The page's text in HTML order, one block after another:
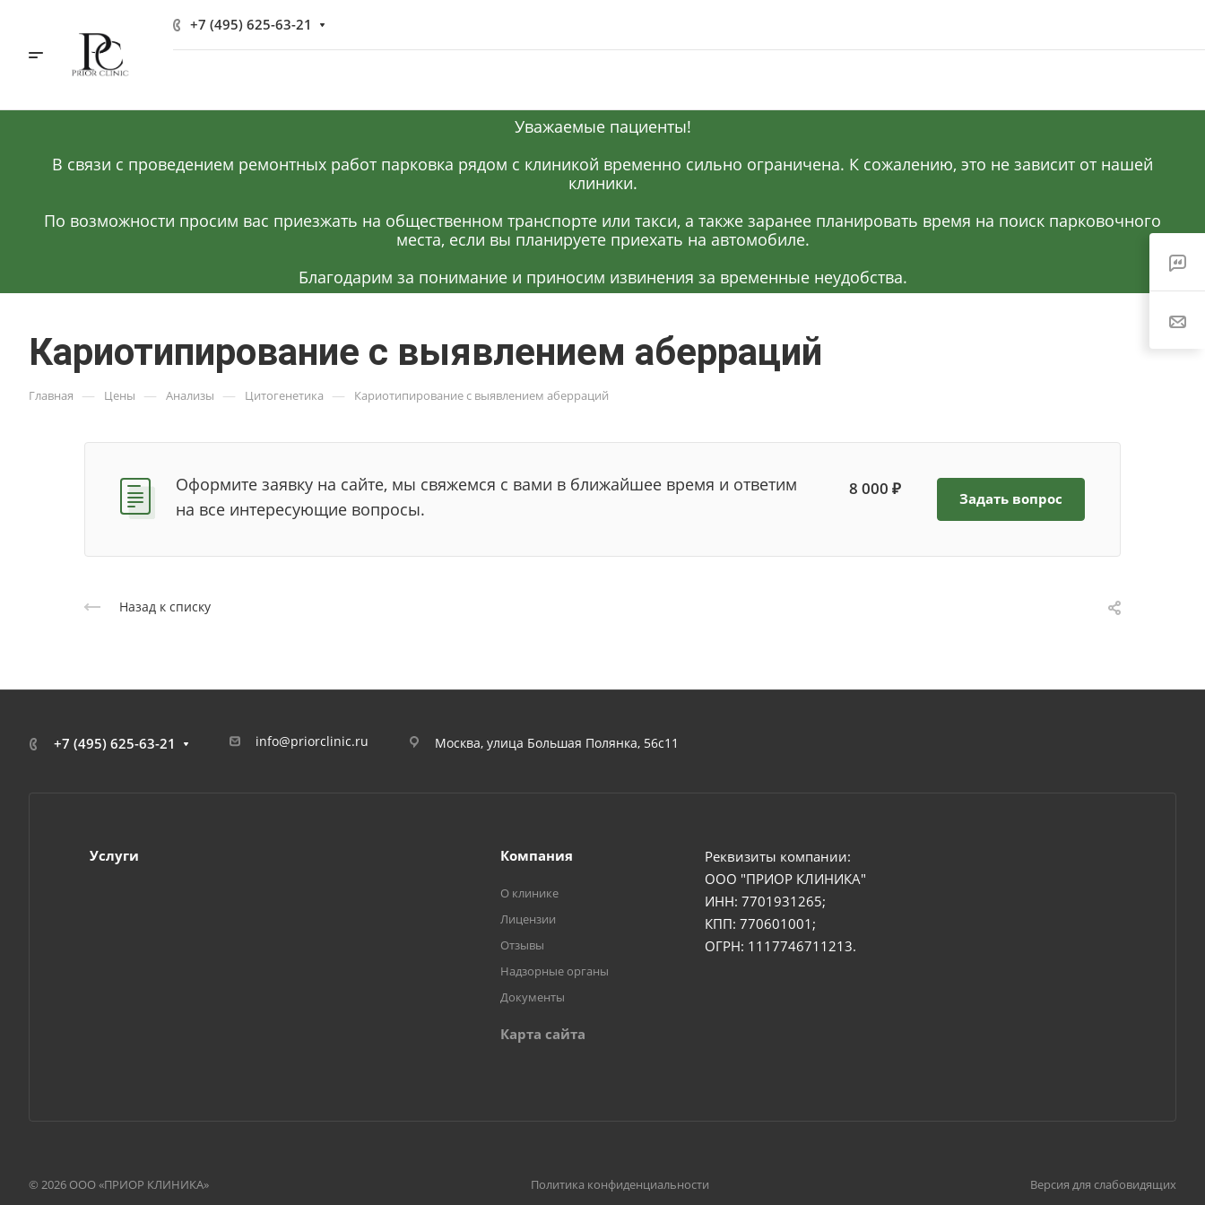
+7 (495) 625-63-21
Уважаемые пациенты!
В связи с проведением ремонтных работ парковка рядом с клиникой временно сильно ограничена. К сожалению, это не зависит от нашей
клиники.
По возможности просим вас приезжать на общественном транспорте или такси, а также заранее планировать время на поиск парковочного
места, если вы планируете приехать на автомобиле.
Благодарим за понимание и приносим извинения за временные неудобства.
Кариотипирование с выявлением аберраций
Главная — Цены — Анализы — Цитогенетика — Кариотипирование с выявлением аберраций
Оформите заявку на сайте, мы свяжемся с вами в ближайшее время и ответим
на все интересующие вопросы.
8 000 ₽ Задать вопрос
Назад к списку
+7 (495) 625-63-21 info@priorclinic.ru Москва, улица Большая Полянка, 56с11
Услуги Компания
О клинике
Лицензии
Отзывы
Надзорные органы
Документы
Карта сайта
Реквизиты компании:
ООО "ПРИОР КЛИНИКА"
ИНН: 7701931265;
КПП: 770601001;
ОГРН: 1117746711213.
© 2026 ООО «ПРИОР КЛИНИКА» Политика конфиденциальности Версия для слабовидящих